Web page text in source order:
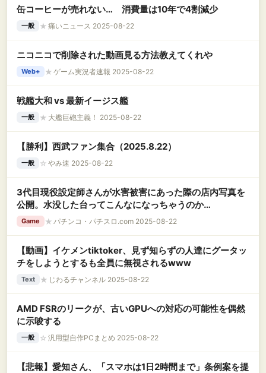
缶コーヒーが売れない… 消費量は10年で4割減少
一般 ★ 痛いニュース 2025-08-22
ニコニコで削除された動画見る方法教えてくれや
Web+ ★ ゲーム実況者速報 2025-08-22
戦艦大和 vs 最新イージス艦
一般 ★ 大艦巨砲主義！ 2025-08-22
【勝利】西武ファン集合（2025.8.22）
一般 ☆ やみ速 2025-08-22
3代目現役設定師さんが水害被害にあった際の店内写真を
公開。水没した台ってこんなになっちゃうのか…
Game ★ パチンコ・パチスロ.com 2025-08-22
【動画】イケメンtiktoker、見ず知らずの人達にグータッ
チをしようとするも全員に無視されるwww
Text ★ じわるチャンネル 2025-08-22
AMD FSRのリークが、古いGPUへの対応の可能性を偶然
に示唆する
一般 ☆ 汎用型自作PCまとめ 2025-08-22
【悲報】愛知さん、「スマホは1日2時間まで」条例案を提